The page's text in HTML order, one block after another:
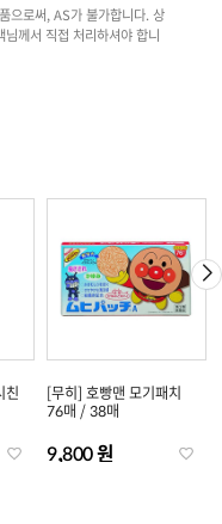
으로써, AS가 불가합니다. 상
께서 직접 처리하셔야 합니
친
[무히] 호빵맨 모기패치
76매 / 38매
9,800 원